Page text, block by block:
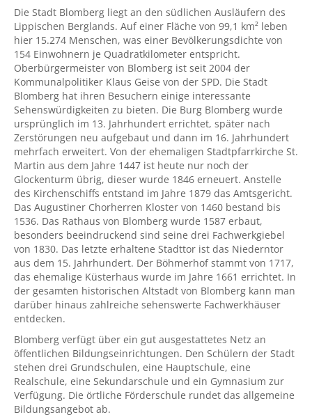
Die Stadt Blomberg liegt an den südlichen Ausläufern des
Lippischen Berglands. Auf einer Fläche von 99,1 km² leben
hier 15.274 Menschen, was einer Bevölkerungsdichte von
154 Einwohnern je Quadratkilometer entspricht.
Oberbürgermeister von Blomberg ist seit 2004 der
Kommunalpolitiker Klaus Geise von der SPD. Die Stadt
Blomberg hat ihren Besuchern einige interessante
Sehenswürdigkeiten zu bieten. Die Burg Blomberg wurde
ursprünglich im 13. Jahrhundert errichtet, später nach
Zerstörungen neu aufgebaut und dann im 16. Jahrhundert
mehrfach erweitert. Von der ehemaligen Stadtpfarrkirche St.
Martin aus dem Jahre 1447 ist heute nur noch der
Glockenturm übrig, dieser wurde 1846 erneuert. Anstelle
des Kirchenschiffs entstand im Jahre 1879 das Amtsgericht.
Das Augustiner Chorherren Kloster von 1460 bestand bis
1536. Das Rathaus von Blomberg wurde 1587 erbaut,
besonders beeindruckend sind seine drei Fachwerkgiebel
von 1830. Das letzte erhaltene Stadttor ist das Niederntor
aus dem 15. Jahrhundert. Der Böhmerhof stammt von 1717,
das ehemalige Küsterhaus wurde im Jahre 1661 errichtet. In
der gesamten historischen Altstadt von Blomberg kann man
darüber hinaus zahlreiche sehenswerte Fachwerkhäuser
entdecken.
Blomberg verfügt über ein gut ausgestattetes Netz an
öffentlichen Bildungseinrichtungen. Den Schülern der Stadt
stehen drei Grundschulen, eine Hauptschule, eine
Realschule, eine Sekundarschule und ein Gymnasium zur
Verfügung. Die örtliche Förderschule rundet das allgemeine
Bildungsangebot ab.